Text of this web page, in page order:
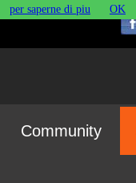
Community
per saperne di piu OK